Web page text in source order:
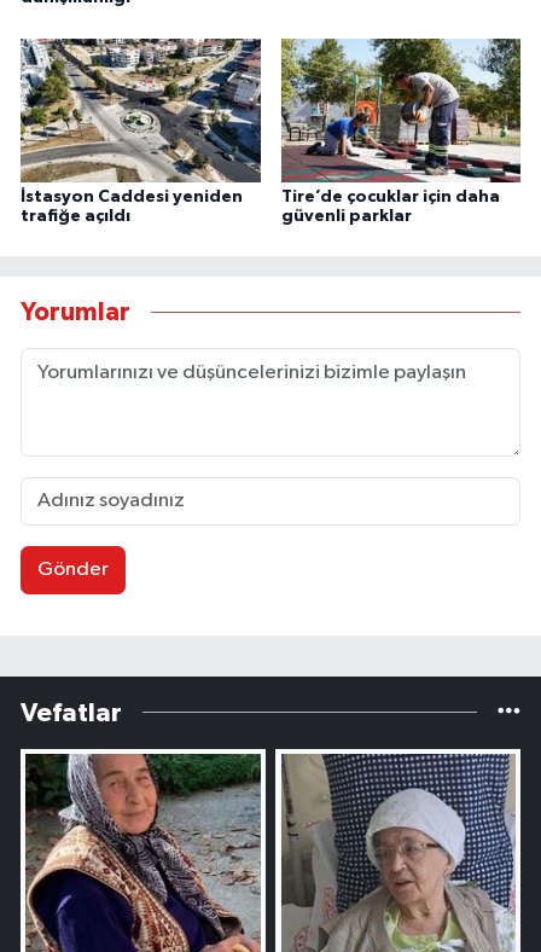
İstasyon Caddesi yeniden
trafiğe açıldı
Tire’de çocuklar için daha
güvenli parklar
Yorumlar
Gönder
Vefatlar